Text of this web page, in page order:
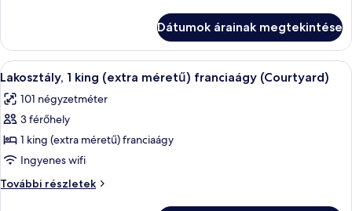
Dátumok árainak megtekintése
A
következő
szoba
összes
képének
megtekintése:
Lakosztály,
1
Egy modern szállodai szoba,
6
Lakosztály, 1 king (extra méretű) franciaágy (Courtyard)
101 négyzetméter
3 férőhely
1 king (extra méretű) franciaágy
Ingyenes wifi
További részletek
Lakosztály,